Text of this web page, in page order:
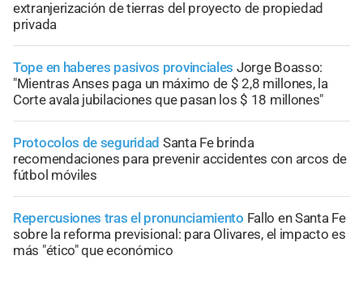
extranjerización de tierras del proyecto de propiedad
privada
Tope en haberes pasivos provinciales Jorge Boasso:
"Mientras Anses paga un máximo de $ 2,8 millones, la
Corte avala jubilaciones que pasan los $ 18 millones"
Protocolos de seguridad Santa Fe brinda
recomendaciones para prevenir accidentes con arcos de
fútbol móviles
Repercusiones tras el pronunciamiento Fallo en Santa Fe
sobre la reforma previsional: para Olivares, el impacto es
más "ético" que económico